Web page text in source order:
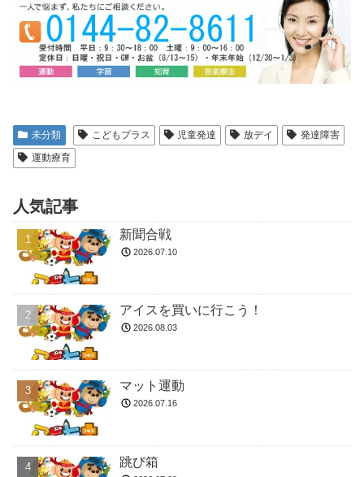
未分類 こどもプラス 児童発達 放デイ
発達障害
運動療育
人気記事
新聞合戦
2026.07.10
アイスを買いに行こう！
2026.08.03
マット運動
2026.07.16
跳び箱